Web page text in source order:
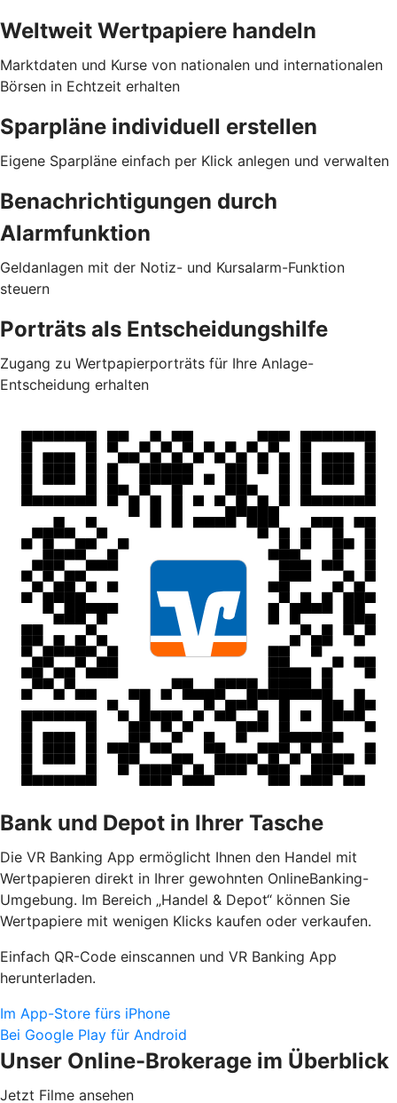
Weltweit Wertpapiere handeln
Marktdaten und Kurse von nationalen und internationalen
Börsen in Echtzeit erhalten
Sparpläne individuell erstellen
Eigene Sparpläne einfach per Klick anlegen und verwalten
Benachrichtigungen durch
Alarmfunktion
Geldanlagen mit der Notiz- und Kursalarm-Funktion
steuern
Porträts als Entscheidungshilfe
Zugang zu Wertpapierporträts für Ihre Anlage-
Entscheidung erhalten
Bank und Depot in Ihrer Tasche
Die VR Banking App ermöglicht Ihnen den Handel mit
Wertpapieren direkt in Ihrer gewohnten OnlineBanking-
Umgebung. Im Bereich „Handel & Depot“ können Sie
Wertpapiere mit wenigen Klicks kaufen oder verkaufen.
Einfach QR-Code einscannen und VR Banking App
herunterladen.
Im App-Store fürs iPhone
Bei Google Play für Android
Unser Online-Brokerage im Überblick
Jetzt Filme ansehen